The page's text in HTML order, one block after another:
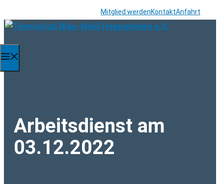
Inhalt
Mitglied werdenKontaktAnfahrt
Arbeitsdienst am
03.12.2022